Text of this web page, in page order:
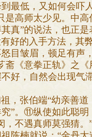
最低，又如何会吓
是高师太少见。中
真”的说法，也正
好的入手方法，其
目皱眉，顿足有声
斋《意拳正轨》之
好，自然会出现气
，张伯端“幼亲善
”。 ⑪纵使如此聪明
，不遇真师莫强猜